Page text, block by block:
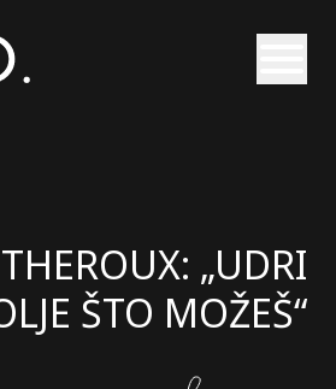
„UDRI
ŠTO MOŽEŠ“